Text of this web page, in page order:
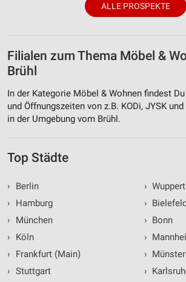
ALLE PROSPEKTE
Filialen zum Thema Möbel &
Brühl
In der Kategorie Möbel & Wohnen findest
und Öffnungszeiten von z.B. KODi, JYSK
in der Umgebung vom Brühl.
Top Städte
›
Berlin
›
Hamburg
›
München
›
Köln
›
Frankfurt (Main)
› Stuttgart
›
› Bielefeld
› Bonn
›
› Münster
›